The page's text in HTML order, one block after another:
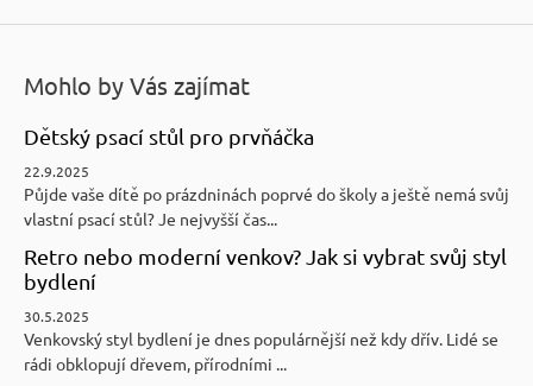
Mohlo by Vás zajímat
Dětský psací stůl pro prvňáčka
22.9.2025
Půjde vaše dítě po prázdninách poprvé do školy a ještě nemá svůj
vlastní psací stůl? Je nejvyšší čas...
Retro nebo moderní venkov? Jak si vybrat svůj styl
bydlení
30.5.2025
Venkovský styl bydlení je dnes populárnější než kdy dřív. Lidé se
rádi obklopují dřevem, přírodními ...